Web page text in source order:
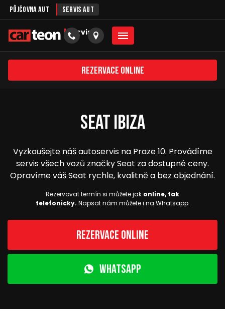
Půjčovna aut Servis aut
servis
Rezervace online
Seat Ibiza
Vyzkoušejte náš autoservis na Praze 10. Provádíme
servis všech vozů značky Seat za dostupné ceny.
Opravíme váš Seat rychle, kvalitně a bez objednání.
Rezervovat termín si můžete jak online, tak
telefonicky. Napsat nám můžete i na Whatsapp.
Rezervace online
WhatsApp